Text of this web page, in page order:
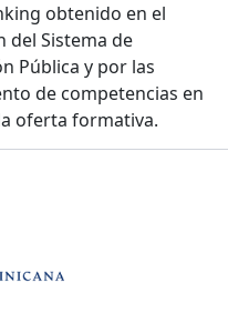
obtenido en el
del Sistema de
Pública y por las
de competencias en
oferta formativa.